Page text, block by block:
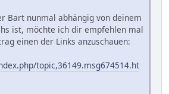
Bart nunmal abhängig von deinem
ist, möchte ich dir empfehlen mal
einen der Links anzuschauen:
topic,36149.msg674514.ht